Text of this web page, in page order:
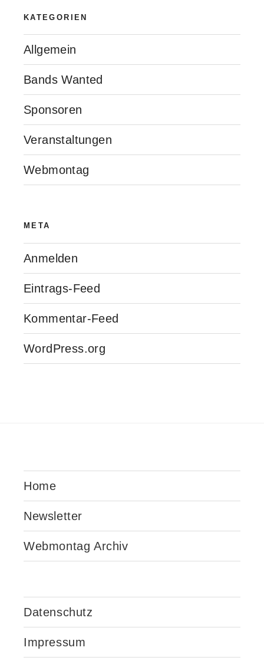
KATEGORIEN
Allgemein
Bands Wanted
Sponsoren
Veranstaltungen
Webmontag
META
Anmelden
Eintrags-Feed
Kommentar-Feed
WordPress.org
Home
Newsletter
Webmontag Archiv
Datenschutz
Impressum